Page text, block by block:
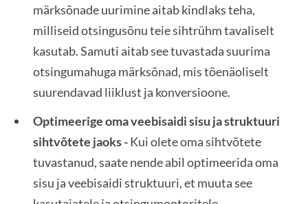
märksõnade uurimine aitab kindlaks teha,
milliseid otsingusõnu teie sihtrühm tavaliselt
kasutab. Samuti aitab see tuvastada suurima
otsingumahuga märksõnad, mis tõenäoliselt
suurendavad liiklust ja konversioone.
Optimeerige oma veebisaidi sisu ja struktuuri
sihtvõtete jaoks -Kui olete oma sihtvõtete
tuvastanud, saate nende abil optimeerida oma
sisu ja veebisaidi struktuuri, et muuta see